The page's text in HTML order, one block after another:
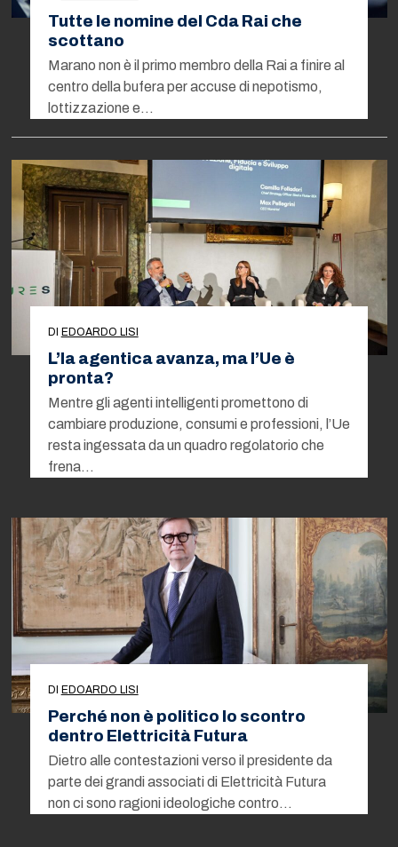
Tutte le nomine del Cda Rai che
scottano
Marano non è il primo membro della Rai a finire al
centro della bufera per accuse di nepotismo,
lottizzazione e…
DI EDOARDO LISI
L’Ia agentica avanza, ma l’Ue è
pronta?
Mentre gli agenti intelligenti promettono di
cambiare produzione, consumi e professioni, l’Ue
resta ingessata da un quadro regolatorio che
frena…
DI EDOARDO LISI
Perché non è politico lo scontro
dentro Elettricità Futura
Dietro alle contestazioni verso il presidente da
parte dei grandi associati di Elettricità Futura
non ci sono ragioni ideologiche contro…